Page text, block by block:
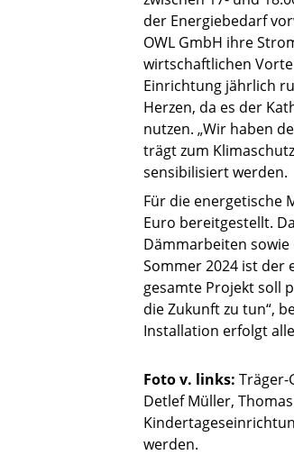
der Energiebedarf
OWL GmbH ihre
wirtschaftlichen
Einrichtung jährlich
Herzen, da es der
nutzen. „Wir haben
trägt zum
sensibilisiert werden.
Für die energetische
Euro bereitgestellt.
Dämmarbeiten
Sommer 2024 ist der
gesamte Projekt soll
die Zukunft zu tun“,
Installation erfolgt
Foto v. links: Träger-
Detlef Müller,
werden.